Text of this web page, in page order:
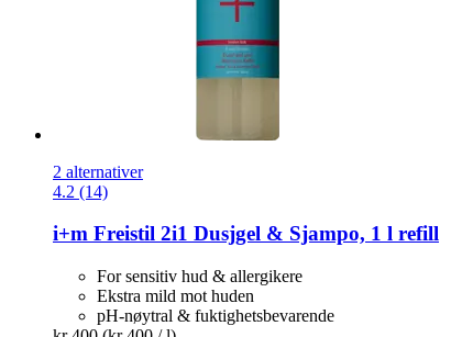
2 alternativer
4.2 (14)
i+m Freistil 2i1 Dusjgel & Sjampo, 1 l refill
For sensitiv hud & allergikere
Ekstra mild mot huden
pH-nøytral & fuktighetsbevarende